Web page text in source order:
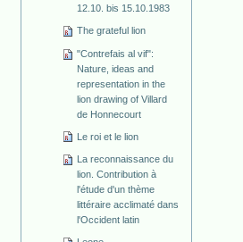
12.10. bis 15.10.1983
The grateful lion
"Contrefais al vif":
Nature, ideas and
representation in the
lion drawing of Villard
de Honnecourt
Le roi et le lion
La reconnaissance du
lion. Contribution à
l'étude d'un thème
littéraire acclimaté dans
l'Occident latin